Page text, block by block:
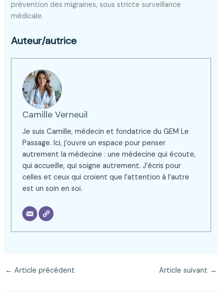
prévention des migraines, sous stricte surveillance
médicale.
Auteur/autrice
Camille Verneuil
Je suis Camille, médecin et fondatrice du GEM Le
Passage. Ici, j’ouvre un espace pour penser
autrement la médecine : une médecine qui écoute,
qui accueille, qui soigne autrement. J’écris pour
celles et ceux qui croient que l’attention à l’autre
est un soin en soi.
← Article précédent Article suivant →